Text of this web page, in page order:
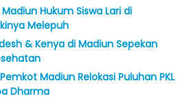
Hukum Siswa Lari di
Melepuh
& Kenya di Madiun Sepekan
Madiun Relokasi Puluhan PKL
Dharma